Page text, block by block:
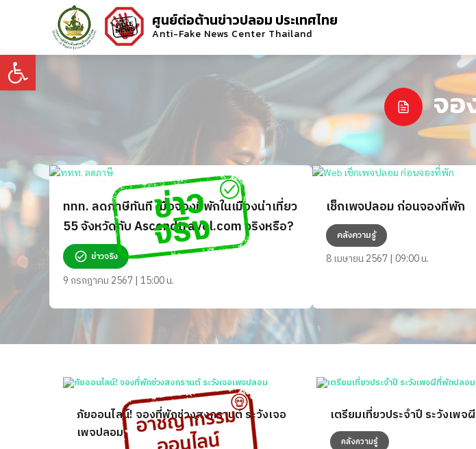
Open toolbar
ศูนย์ต่อต้านข่าวปลอม ประเทศไทย
Anti-Fake News Center Thailand
จ
ททท. ลดภาษีทันที เมื่อจองที่พักในเมืองน่าเที่ยว
55 จังหวัดกับ Ascendtravel.com จริงหรือ?
ข่าวจริง
9 กรกฎาคม 2567 | 15:00 น.
เช็กเพจปลอม ก่อนจองที่พัก
คลังความรู้
8 เมษายน 2567 | 09:00 น.
ภัยออนไลน์! จองที่พักช่วงสงกรานต์ ระวังเจอ
เพจปลอม
เตรียมเที่ยวประจำปี ระวังเพ
คลังความรู้